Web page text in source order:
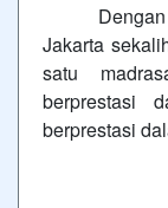
Dengan
Jakarta
satu
berprestasi
berprestasi